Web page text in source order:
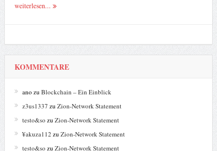
weiterlesen...
KOMMENTARE
ano zu Blockchain – Ein Einblick
z3us1337 zu Zion-Network Statement
testo&so zu Zion-Network Statement
¥akuza112 zu Zion-Network Statement
testo&so zu Zion-Network Statement